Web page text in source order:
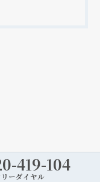
419-104
リーダイヤル